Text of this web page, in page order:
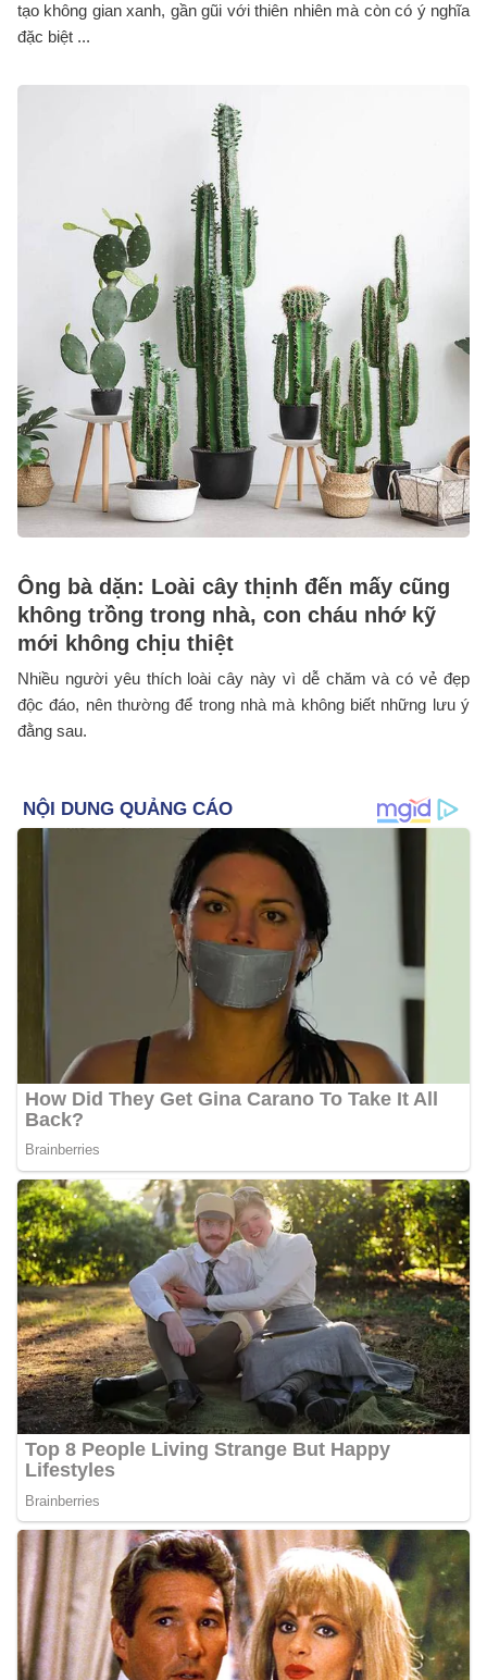
tạo không gian xanh, gần gũi với thiên nhiên mà còn có ý nghĩa
đặc biệt ...
Ông bà dặn: Loài cây thịnh đến mấy cũng
không trồng trong nhà, con cháu nhớ kỹ
mới không chịu thiệt
Nhiều người yêu thích loài cây này vì dễ chăm và có vẻ đẹp
độc đáo, nên thường để trong nhà mà không biết những lưu ý
đằng sau.